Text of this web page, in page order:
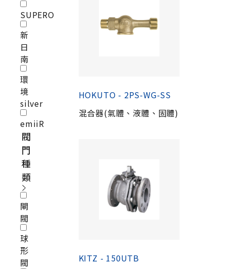
SUPERO
新
日
南
環
境
silver
emiiR
閥
門
種
類
閘
閥
球
形
閥
HOKUTO - 2PS-WG-SS
混合器(氣體、液體、固體)
KITZ - 150UTB